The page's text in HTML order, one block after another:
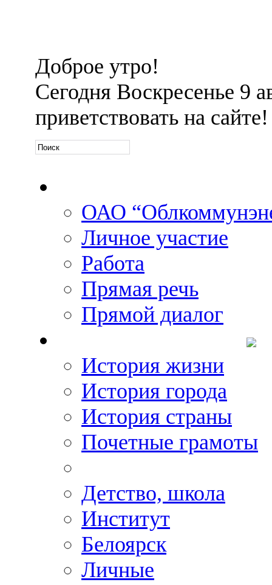
Доброе утро!
Сегодня Воскресенье 9
приветствовать на сайте!
ОАО
Личное участие
Работа
Прямая речь
Прямой диалог
История жизни
История города
История страны
Почетные грамоты
Детство, школа
Институт
Белоярск
Личные